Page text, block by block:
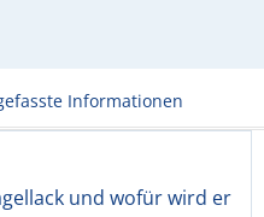
Informationen
und wofür wird er